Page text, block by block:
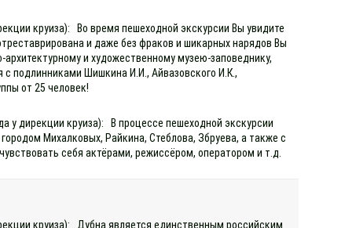
круиза): Во время пешеходной экскурсии Вы увидите
и даже без фраков и шикарных нарядов Вы
и художественному музею-заповеднику,
с подлинниками Шишкина И.И., Айвазовского И.К.,
от 25 человек!
у дирекции круиза): В процессе пешеходной экскурсии
Михалковых, Райкина, Стеблова, Збруева, а также с
себя актёрами, режиссёром, оператором и т.д.
круиза): Дубна является единственным российским